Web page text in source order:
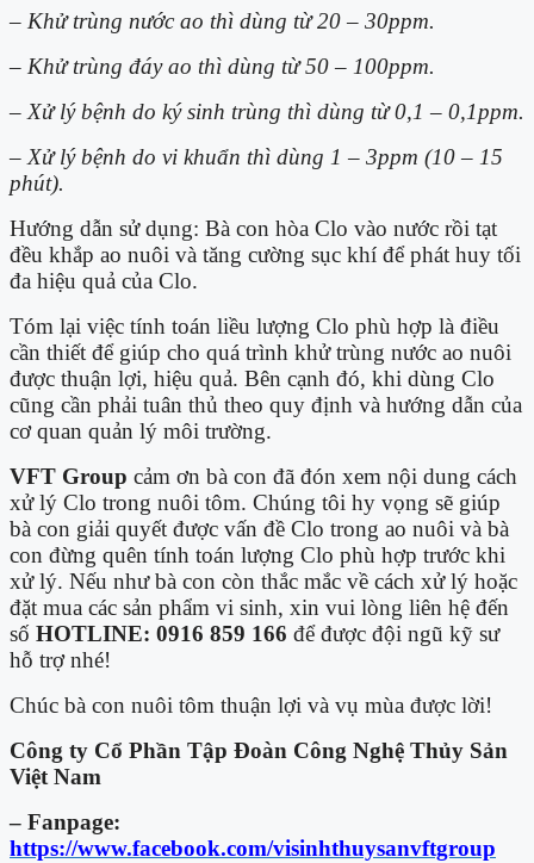
– Khử trùng nước ao thì dùng từ 20 – 30ppm.
– Khử trùng đáy ao thì dùng từ 50 – 100ppm.
– Xử lý bệnh do ký sinh trùng thì dùng từ 0,1 – 0,1ppm.
– Xử lý bệnh do vi khuẩn thì dùng 1 – 3ppm (10 – 15
phút).
Hướng dẫn sử dụng: Bà con hòa Clo vào nước rồi tạt
đều khắp ao nuôi và tăng cường sục khí để phát huy tối
đa hiệu quả của Clo.
Tóm lại việc tính toán liều lượng Clo phù hợp là điều
cần thiết để giúp cho quá trình khử trùng nước ao nuôi
được thuận lợi, hiệu quả. Bên cạnh đó, khi dùng Clo
cũng cần phải tuân thủ theo quy định và hướng dẫn của
cơ quan quản lý môi trường.
VFT Group cảm ơn bà con đã đón xem nội dung cách
xử lý Clo trong nuôi tôm. Chúng tôi hy vọng sẽ giúp
bà con giải quyết được vấn đề Clo trong ao nuôi và bà
con đừng quên tính toán lượng Clo phù hợp trước khi
xử lý. Nếu như bà con còn thắc mắc về cách xử lý hoặc
đặt mua các sản phẩm vi sinh, xin vui lòng liên hệ đến
số HOTLINE: 0916 859 166 để được đội ngũ kỹ sư
hỗ trợ nhé!
Chúc bà con nuôi tôm thuận lợi và vụ mùa được lời!
Công ty Cổ Phần Tập Đoàn Công Nghệ Thủy Sản
Việt Nam
– Fanpage:
https://www.facebook.com/visinhthuysanvftgroup